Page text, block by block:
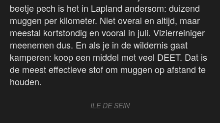
beetje pech is het in Lapland andersom: duizend
muggen per kilometer. Niet overal en altijd, maar
meestal kortstondig en vooral in juli. Vizierreiniger
meenemen dus. En als je in de wildernis gaat
kamperen: koop een middel met veel DEET. Dat is
de meest effectieve stof om muggen op afstand te
houden.
ILE DE SEIN